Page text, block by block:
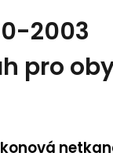
2003
pro